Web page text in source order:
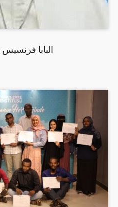
البابا